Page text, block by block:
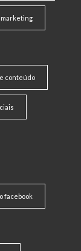
conteúdo
facebook